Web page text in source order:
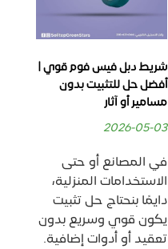
شريط دبل فيس فوم قوي |
أفضل حل للتثبيت بدون
مسامير أو آثار
2026-05-03
في المصانع أو حتى
الاستخدامات المنزلية،
دايمًا بنحتاج حل تثبيت
يكون قوي وسريع بدون
تعقيد أو أدوات إضافية.